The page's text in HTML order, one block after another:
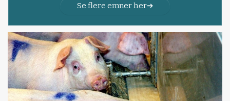
Se flere emner her